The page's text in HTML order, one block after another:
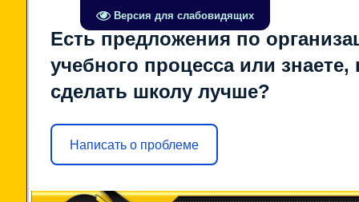
Версия для слабовидящих
Есть предложения по
учебного процесса или знаете,
сделать школу лучше?
Написать о проблеме